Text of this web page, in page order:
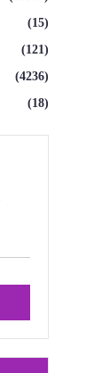
(15)
(121)
(4236)
(18)